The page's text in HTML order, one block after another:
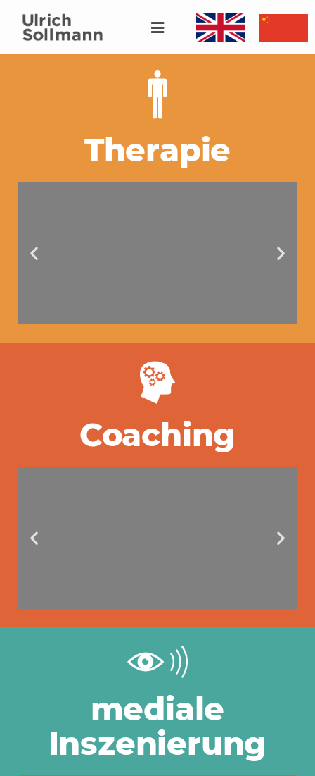
Therapie
Spiegelbild der
Lebensgeschichte
Coaching
Eindruck
mediale
Inszenierung